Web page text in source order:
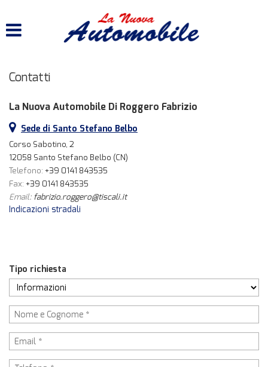
ASSISTENZA
CONTATTI
Contatti
La Nuova Automobile Di Roggero Fabrizio
Sede di Santo Stefano Belbo
Corso Sabotino, 2
12058 Santo Stefano Belbo (CN)
Telefono: +39 0141 843535
Fax: +39 0141 843535
Email: fabrizio.roggero@tiscali.it
Indicazioni stradali
Tipo richiesta